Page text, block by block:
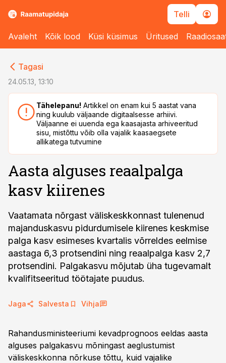
Telli
Avaleht Kõik lood Küsi küsimus Üritused
Tagasi
24.05.13, 13:10
Tähelepanu! Artikkel on enam kui 5 aastat vana
ning kuulub väljaande digitaalsesse arhiivi.
Väljaanne ei uuenda ega kaasajasta arhiveeritud
sisu, mistõttu võib olla vajalik kaasaegsete
allikatega tutvumine
Aasta alguses reaalpalga
kasv kiirenes
Vaatamata nõrgast väliskeskkonnast tulenenud
majanduskasvu pidurdumisele kiirenes keskmise
palga kasv esimeses kvartalis võrreldes eelmise
aastaga 6,3 protsendini ning reaalpalga kasv 2,7
protsendini. Palgakasvu mõjutab üha tugevamalt
kvalifitseeritud töötajate puudus.
Jaga Salvesta Vihja
Rahandusministeeriumi kevadprognoos eeldas aasta
alguses palgakasvu mõningast aeglustumist
väliskeskkonna nõrkuse tõttu, kuid vajalike